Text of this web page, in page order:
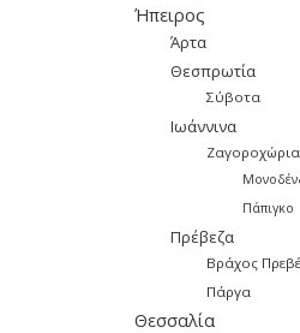
Ήπειρος
Άρτα
Θεσπρωτία
Σύβοτα
Ιωάννινα
Ζαγοροχώρια
Πάπιγκο
Πρέβεζα
Βράχος
Πάργα
Θεσσαλία